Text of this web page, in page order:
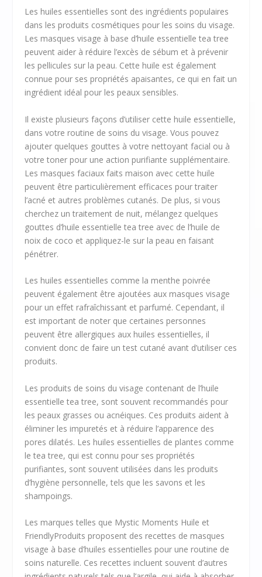
Les huiles essentielles sont des ingrédients populaires
dans les produits cosmétiques pour les soins du visage.
Les masques visage à base d’huile essentielle tea tree
peuvent aider à réduire l’excès de sébum et à prévenir
les pellicules sur la peau. Cette huile est également
connue pour ses propriétés apaisantes, ce qui en fait un
ingrédient idéal pour les peaux sensibles.
Il existe plusieurs façons d’utiliser cette huile essentielle,
dans votre routine de soins du visage. Vous pouvez
ajouter quelques gouttes à votre nettoyant facial ou à
votre toner pour une action purifiante supplémentaire.
Les masques faciaux faits maison avec cette huile
peuvent être particulièrement efficaces pour traiter
l’acné et autres problèmes cutanés. De plus, si vous
cherchez un traitement de nuit, mélangez quelques
gouttes d’huile essentielle tea tree avec de l’huile de
noix de coco et appliquez-le sur la peau en faisant
pénétrer.
Les huiles essentielles comme la menthe poivrée
peuvent également être ajoutées aux masques visage
pour un effet rafraîchissant et parfumé. Cependant, il
est important de noter que certaines personnes
peuvent être allergiques aux huiles essentielles, il
convient donc de faire un test cutané avant d’utiliser ces
produits.
Les produits de soins du visage contenant de l’huile
essentielle tea tree, sont souvent recommandés pour
les peaux grasses ou acnéiques. Ces produits aident à
éliminer les impuretés et à réduire l’apparence des
pores dilatés. Les huiles essentielles de plantes comme
le tea tree, qui est connu pour ses propriétés
purifiantes, sont souvent utilisées dans les produits
d’hygiène personnelle, tels que les savons et les
shampoings.
Les marques telles que Mystic Moments Huile et
FriendlyProduits proposent des recettes de masques
visage à base d’huiles essentielles pour une routine de
soins naturelle. Ces recettes incluent souvent d’autres